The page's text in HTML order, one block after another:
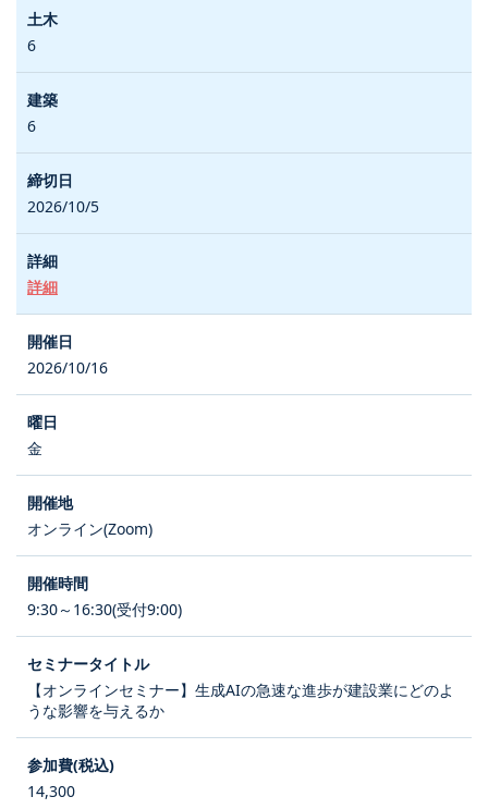
6
6
2026/10/5
詳細
2026/10/16
金
オンライン(Zoom)
9:30～16:30(受付9:00)
【オンラインセミナー】生成AIの急速な進歩が建設業にどのよ
うな影響を与えるか
14,300